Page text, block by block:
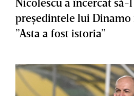
preşedintele lui
”Asta a fost istoria”